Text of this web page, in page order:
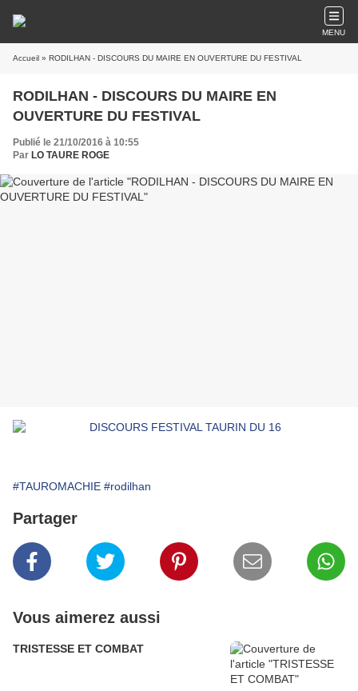
MENU
Accueil » RODILHAN - DISCOURS DU MAIRE EN OUVERTURE DU FESTIVAL
RODILHAN - DISCOURS DU MAIRE EN
OUVERTURE DU FESTIVAL
Publié le 21/10/2016 à 10:55
Par LO TAURE ROGE
#TAUROMACHIE #rodilhan
Partager
Vous aimerez aussi
TRISTESSE ET COMBAT